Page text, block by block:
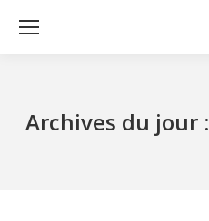
Archives du jour :